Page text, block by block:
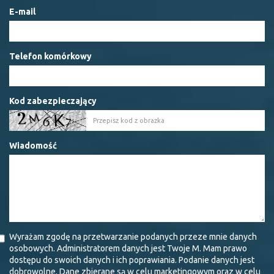
E-mail
Telefon komórkowy
Kod zabezpieczający
Wiadomość
Wyrażam zgodę na przetwarzanie podanych przeze mnie danych
osobowych. Administratorem danych jest Twoje M. Mam prawo
dostępu do swoich danych i ich poprawiania. Podanie danych jest
dobrowolne. Dane zbierane są w celu marketingowym oraz w celu